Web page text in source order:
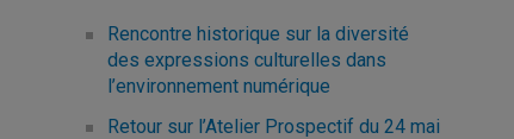
Rencontre historique sur la diversité
des expressions culturelles dans
l’environnement numérique
Retour sur l’Atelier Prospectif du 24 mai